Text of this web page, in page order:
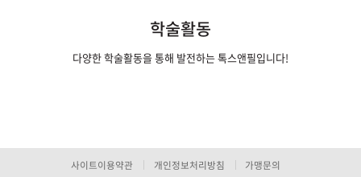
학술활동
다양한 학술활동을 통해 발전하는 톡스앤필입니다!
사이트이용약관 개인정보처리방침 가맹문의